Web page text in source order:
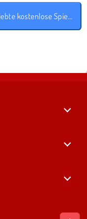
Beliebte kostenlose Spiele